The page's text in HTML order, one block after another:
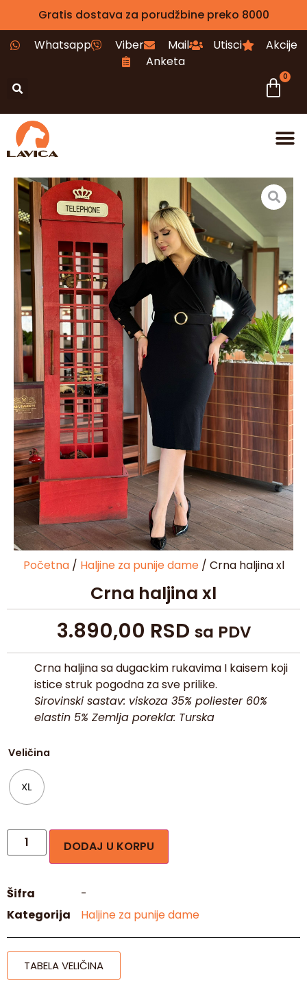
Gratis dostava za porudžbine preko 8000
Whatsapp
Viber Mail Utisci
Akcije
Anketa
0
Početna/ Haljine za punije dame/ Crna haljina xl
Crna haljina xl
3.890,00 RSD sa PDV
Crna haljina sa dugackim rukavima I kaisem koji
istice struk pogodna za sve prilike.
Sirovinski sastav: viskoza 35% poliester 60%
elastin 5% Zemlja porekla: Turska
Veličina
XL
DODAJ U KORPU
Šifra
-
Kategorija
Haljine za punije dame
TABELA VELIČINA